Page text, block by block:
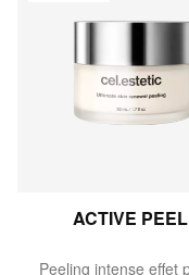
ACTIVE PEEL